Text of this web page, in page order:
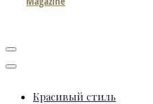
Красивый стиль